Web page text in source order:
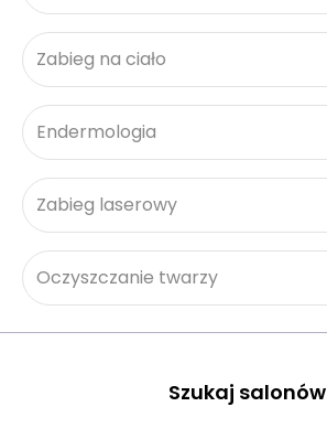
Zabieg na ciało
Endermologia
Zabieg laserowy
Oczyszczanie twarzy
Szukaj salonów